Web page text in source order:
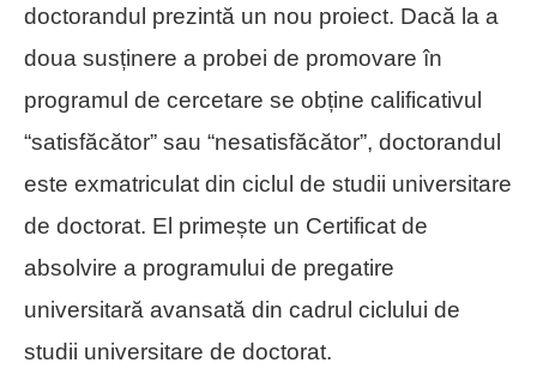
doctorandul prezintă un nou proiect. Dacă la a
doua susținere a probei de promovare în
programul de cercetare se obține calificativul
“satisfăcător” sau “nesatisfăcător”, doctorandul
este exmatriculat din ciclul de studii universitare
de doctorat. El primește un Certificat de
absolvire a programului de pregatire
universitară avansată din cadrul ciclului de
studii universitare de doctorat.